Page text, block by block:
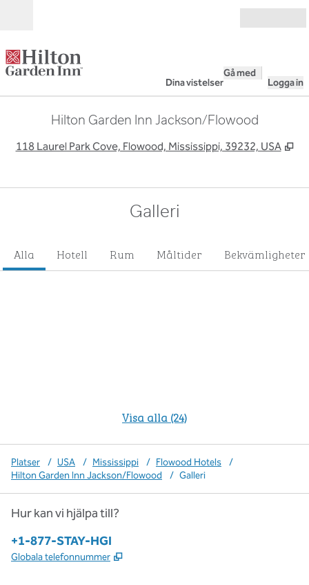
Dina vistelser
Gå med
Logga in
Hilton Garden Inn Jackson/Flowood
118 Laurel Park Cove, Flowood, Mississippi, 39232, USA ,
Galleri
Alla Hotell Rum Måltider Bekvämligheter
Visa alla (24)
Platser / USA / Mississippi / Flowood Hotels
/
Hilton Garden Inn Jackson/Flowood
/ Galleri
Hur kan vi hjälpa till?
Telefon:
+1-877-STAY-HGI
Globala telefonnummer ,